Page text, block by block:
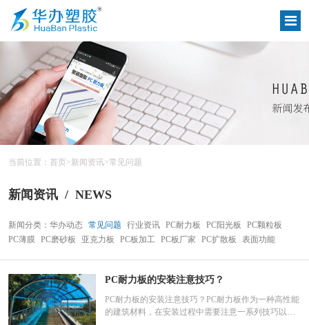
当前位置： 首页>新闻资讯>常见问题
新闻资讯 / NEWS
新闻分类： 华办动态 常见问题 行业资讯 PC耐力板 PC阳光板
PC颗粒板
PC薄膜 PC磨砂板 亚克力板 PC板加工 PC板厂家 PC扩散板 表面功能
PC耐力板的安装注意技巧？
PC耐力板的安装注意技巧？PC耐力板作为一种高性能
的建筑材料，在安装过程中需要注意一系列技巧以确